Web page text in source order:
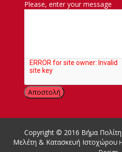
Please, enter your message
Μήνυμα
Copyright © 2016 Βήμα Πολίτη
Μελέτη & Κατασκευή Ιστοχώρου